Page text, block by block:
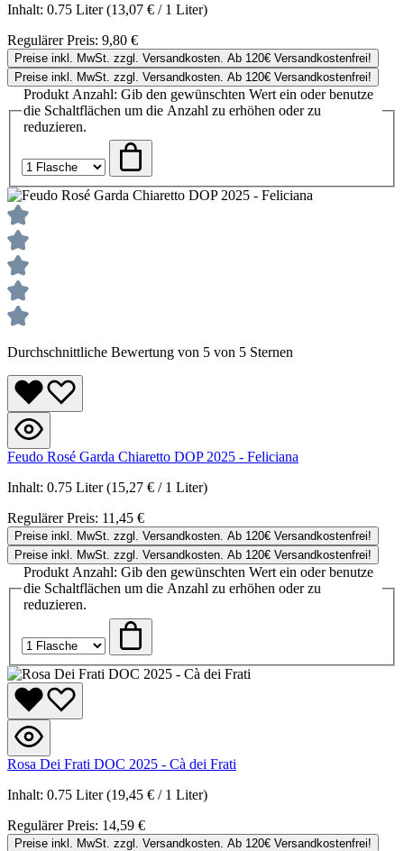
Inhalt: 0.75 Liter(13,07 € / 1 Liter)
Regulärer Preis: 9,80 €
Preise inkl. MwSt. zzgl. Versandkosten. Ab 120€ Versandkostenfrei!
Preise inkl. MwSt. zzgl. Versandkosten. Ab 120€ Versandkostenfrei!
Produkt Anzahl: Gib den gewünschten Wert ein oder benutze
die Schaltflächen um die Anzahl zu erhöhen oder zu
reduzieren.
Durchschnittliche Bewertung von 5 von 5 Sternen
Feudo Rosé Garda Chiaretto DOP 2025 - Feliciana
Inhalt: 0.75 Liter(15,27 € / 1 Liter)
Regulärer Preis: 11,45 €
Preise inkl. MwSt. zzgl. Versandkosten. Ab 120€ Versandkostenfrei!
Preise inkl. MwSt. zzgl. Versandkosten. Ab 120€ Versandkostenfrei!
Produkt Anzahl: Gib den gewünschten Wert ein oder benutze
die Schaltflächen um die Anzahl zu erhöhen oder zu
reduzieren.
Rosa Dei Frati DOC 2025 - Cà dei Frati
Inhalt: 0.75 Liter(19,45 € / 1 Liter)
Regulärer Preis: 14,59 €
Preise inkl. MwSt. zzgl. Versandkosten. Ab 120€ Versandkostenfrei!